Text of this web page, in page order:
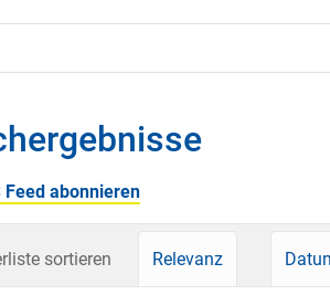
Feed abonnieren
sortieren Relevanz